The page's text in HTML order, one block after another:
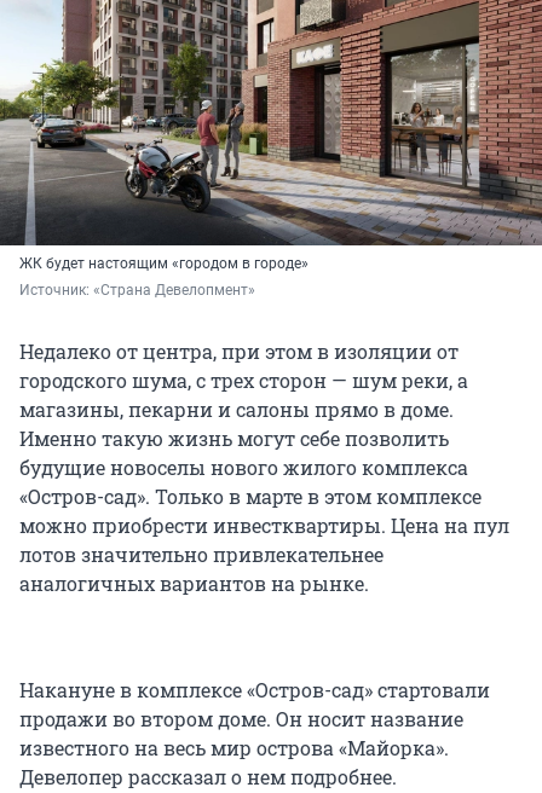
ЖК будет настоящим «городом в городе»
Источник: «Страна Девелопмент»
Недалеко от центра, при этом в изоляции от
городского шума, с трех сторон — шум реки, а
магазины, пекарни и салоны прямо в доме.
Именно такую жизнь могут себе позволить
будущие новоселы нового жилого комплекса
«Остров-сад». Только в марте в этом комплексе
можно приобрести инвестквартиры. Цена на пул
лотов значительно привлекательнее
аналогичных вариантов на рынке.
Накануне в комплексе «Остров-сад» стартовали
продажи во втором доме. Он носит название
известного на весь мир острова «Майорка».
Девелопер рассказал о нем подробнее.